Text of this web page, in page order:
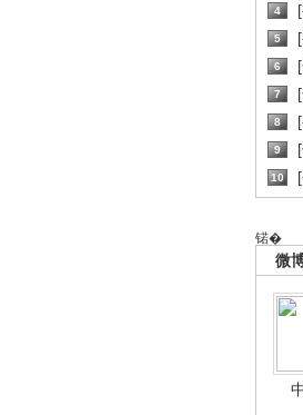
4
5
6
7
8
9
10
锘�
微